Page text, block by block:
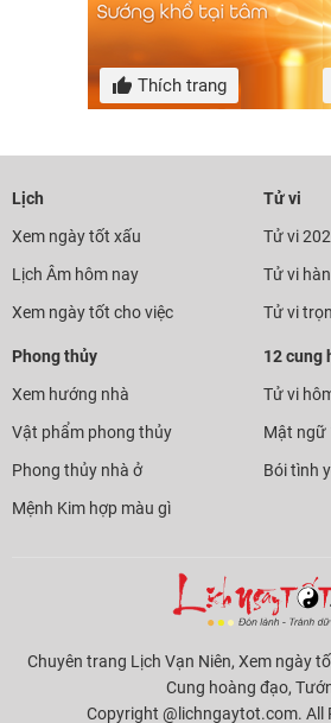
Thích trang
Lịch
Xem ngày tốt xấu
Lịch Âm hôm nay
Xem ngày tốt cho việc
Tử vi
Tử vi
Tử vi
Tử vi
Phong thủy
Xem hướng nhà
Vật phẩm phong thủy
Phong thủy nhà ở
Mệnh Kim hợp màu gì
12 cung
Tử vi
Mật ngữ
Bói tình
Chuyên trang Lịch Vạn Niên, Xem ngày
Cung hoàng đạo,
Copyright @lichngaytot.com. All